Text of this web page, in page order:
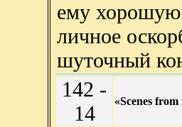
ему хорошую
личное
шуточный
142 -
14
«Scenes